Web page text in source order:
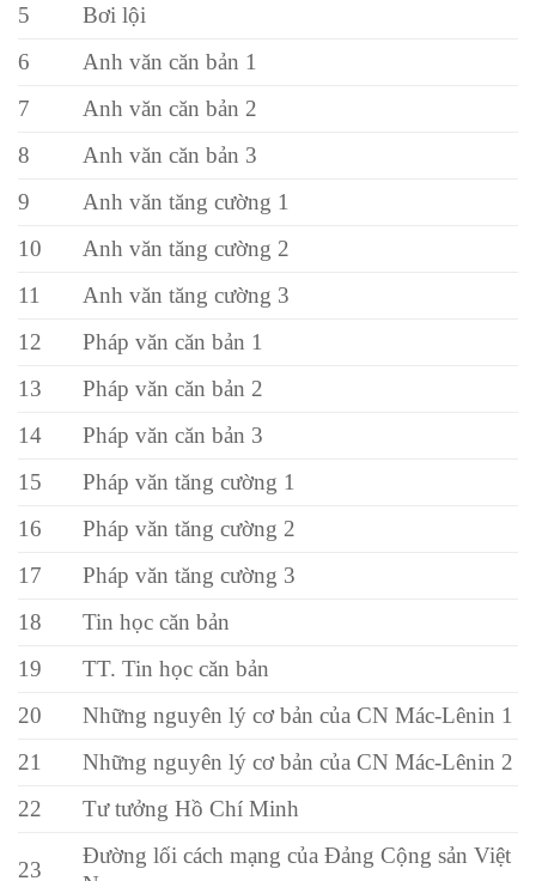
5
Bơi lội
6
Anh văn căn bản 1
7
Anh văn căn bản 2
8
Anh văn căn bản 3
9
Anh văn tăng cường 1
10
Anh văn tăng cường 2
11
Anh văn tăng cường 3
12
Pháp văn căn bản 1
13
Pháp văn căn bản 2
14
Pháp văn căn bản 3
15
Pháp văn tăng cường 1
16
Pháp văn tăng cường 2
17
Pháp văn tăng cường 3
18
Tin học căn bản
19
TT. Tin học căn bản
20
Những nguyên lý cơ bản của CN Mác-Lênin 1
21
Những nguyên lý cơ bản của CN Mác-Lênin 2
22
Tư tưởng Hồ Chí Minh
23
Đường lối cách mạng của Đảng Cộng sản Việt